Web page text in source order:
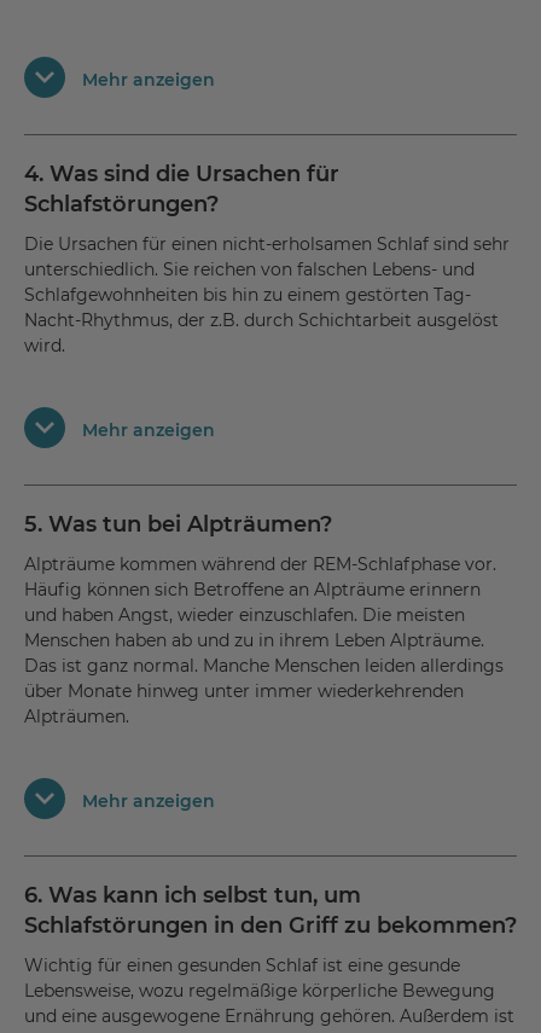
Schlafapnoesyndrome (nächtliche Atemaussetzer).
Narkolepsie: Chronische Müdigkeit mit anfallartigem
Störungen des Schlaf-Wach-Rhythmus: Störungen
der „inneren Uhr”, etwa durch Schichtarbeit oder Jet-
Lag
Schlafbezogene Bewegungsstörungen: z.B. Restless-
Legs-Syndrom (kribbelnde Beine im Liegen),
Muskelzuckungen, periodische Begwegungen der
Gliedmaßen im Schlaf
Von einer chronischen Schlafstörung sprechen Mediziner
dann, wenn Patienten über einen Monat lang mindestens
nicht voll leistungsfähig fühlen.
Mehr anzeigen
4. Was sind die Ursachen für
Schlafstörungen?
Die Ursachen für einen nicht-erholsamen Schlaf sind sehr
unterschiedlich. Sie reichen von falschen Lebens- und
Schlafgewohnheiten bis hin zu einem gestörten Tag-
Nacht-Rhythmus, der z.B. durch Schichtarbeit ausgelöst
wird.
Oft sind Schlafstörungen auch auf Stress, chronische
Schmerzen oder auch Depressionen und Ängste
Schilddrüsenerkrankungen, Migräne oder Parkinson zu
Mehr anzeigen
5. Was tun bei Alpträumen?
Alpträume kommen während der REM-Schlafphase vor.
Häufig können sich Betroffene an Alpträume erinnern
und haben Angst, wieder einzuschlafen. Die meisten
Menschen haben ab und zu in ihrem Leben Alpträume.
Das ist ganz normal. Manche Menschen leiden allerdings
über Monate hinweg unter immer wiederkehrenden
Alpträumen.
In diesem Fall sollte man seinen Hausarzt aufsuchen und
mit ihm über die Alpträume sprechen. Denn es kann
negativen Gedanken den ganzen Tag im Kopf haben.
Wiederkehrende Angstträume können sogar Zeichen
eines Traumas sein.
Mehr anzeigen
6. Was kann ich selbst tun, um
Schlafstörungen in den Griff zu bekommen?
Wichtig für einen gesunden Schlaf ist eine gesunde
Lebensweise, wozu regelmäßige körperliche Bewegung
und eine ausgewogene Ernährung gehören. Außerdem ist